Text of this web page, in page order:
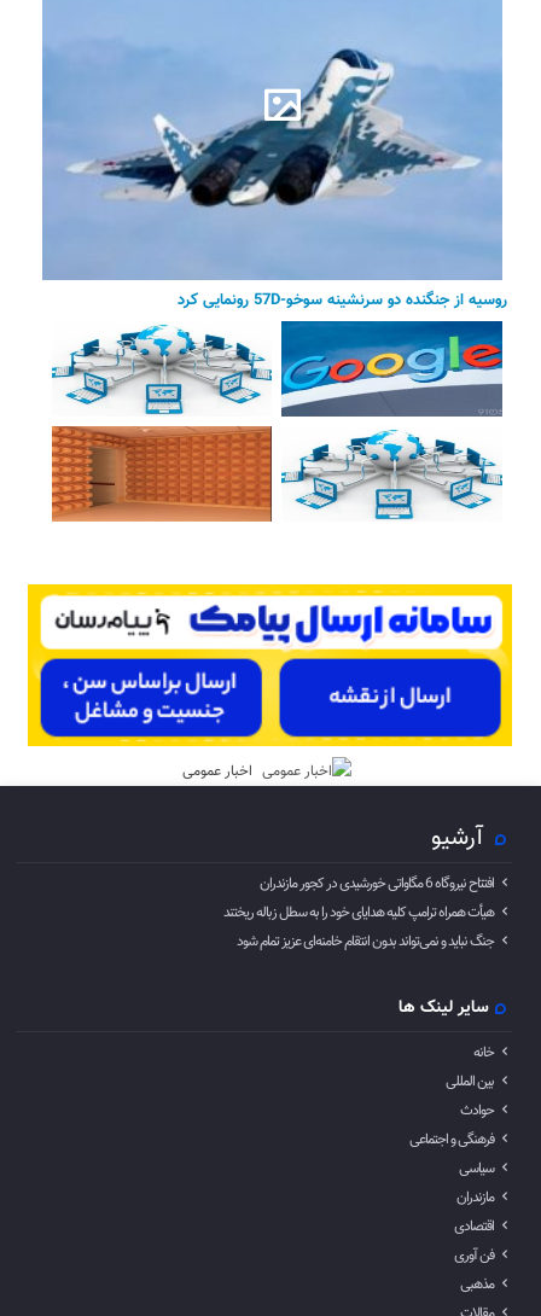
روسیه از جنگنده دو سرنشینه سوخو-57D رونمایی کرد
اخبار عمومی
آرشیو
افتتاح نیروگاه 6 مگاواتی خورشیدی در کجور مازندران
هیأت همراه ترامپ کلیه هدایای خود را به سطل زباله ریختند
جنگ نباید و نمی‌تواند بدون انتقام خامنه‌ای عزیز تمام شود
سایر لینک ها
خانه
بین المللی
حوادث
فرهنگی و اجتماعی
سیاسی
مازندران
اقتصادی
فن آوری
مذهبی